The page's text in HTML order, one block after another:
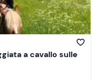
a cavallo sulle